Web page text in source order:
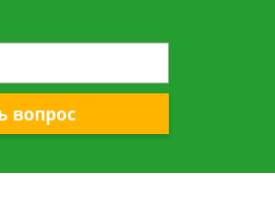
вопрос